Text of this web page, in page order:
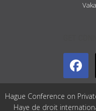
Hague Conference on
Haye de droit